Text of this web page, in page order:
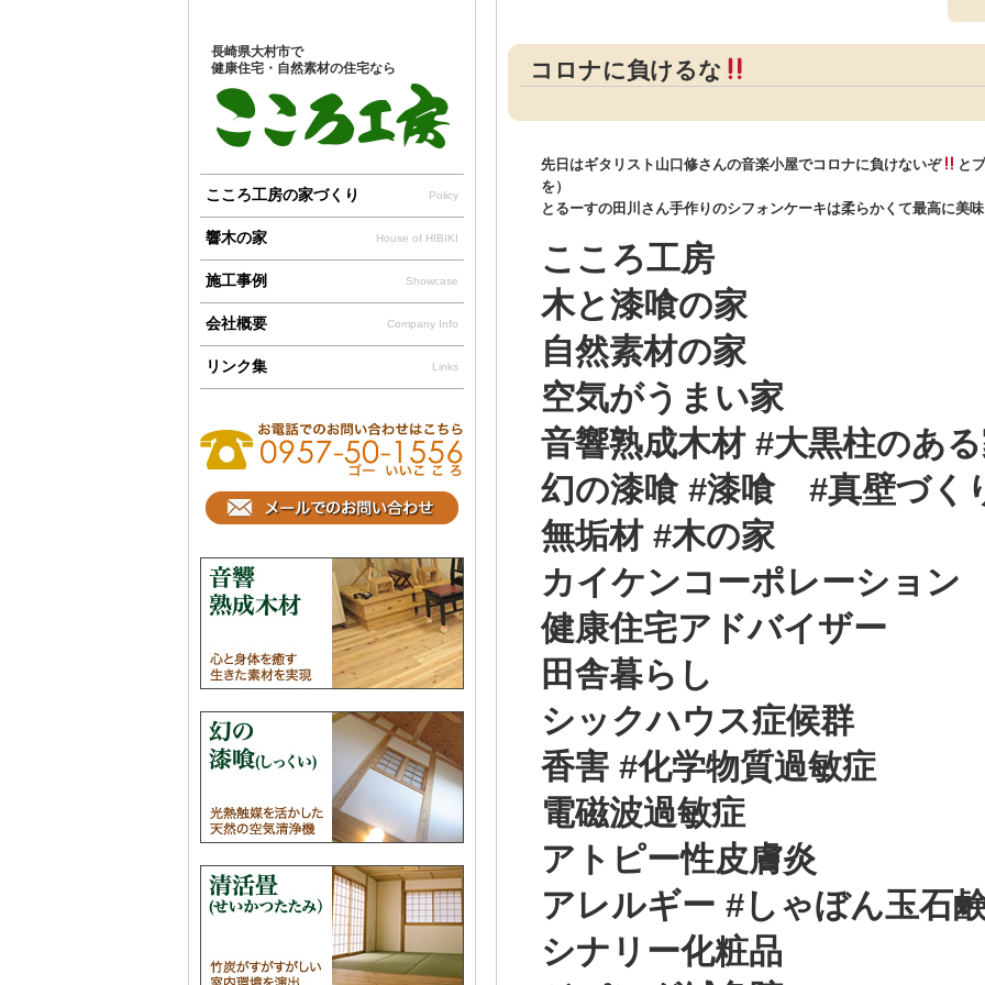
コロナに負けるな
先日はギタリスト山口修さんの音楽小屋でコロナに負けないぞ
と
を）
とるーすの田川さん手作りのシフォンケーキは柔らかくて最高に美
こころ工房
木と漆喰の家
自然素材の家
空気がうまい家
音響熟成木材 #大黒柱のあ
幻の漆喰 #漆喰 #真壁づく
無垢材 #木の家
カイケンコーポレーション
健康住宅アドバイザー
田舎暮らし
シックハウス症候群
香害 #化学物質過敏症
電磁波過敏症
アトピー性皮膚炎
アレルギー #しゃぼん玉石
シナリー化粧品
長崎県大村市で
健康住宅・自然素材の住宅なら
こころ工房の家づくり Policy
響木の家 House of HIBIKI
施工事例 Showcase
会社概要 Company Info
リンク集 Links